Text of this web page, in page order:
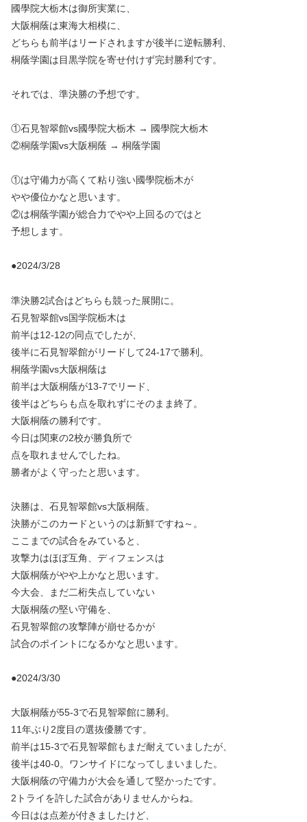
國學院大栃木は御所実業に、
大阪桐蔭は東海大相模に、
どちらも前半はリードされますが後半に逆転勝利、
桐蔭学園は目黒学院を寄せ付けず完封勝利です。
それでは、準決勝の予想です。
①石見智翠館vs國學院大栃木 → 國學院大栃木
②桐蔭学園vs大阪桐蔭 → 桐蔭学園
①は守備力が高くて粘り強い國學院栃木が
やや優位かなと思います。
②は桐蔭学園が総合力でやや上回るのではと
予想します。
●2024/3/28
準決勝2試合はどちらも競った展開に。
石見智翠館vs国学院栃木は
前半は12-12の同点でしたが、
後半に石見智翠館がリードして24-17で勝利。
桐蔭学園vs大阪桐蔭は
前半は大阪桐蔭が13-7でリード、
後半はどちらも点を取れずにそのまま終了。
大阪桐蔭の勝利です。
今日は関東の2校が勝負所で
点を取れませんでしたね。
勝者がよく守ったと思います。
決勝は、石見智翠館vs大阪桐蔭。
決勝がこのカードというのは新鮮ですね～。
ここまでの試合をみていると、
攻撃力はほぼ互角、ディフェンスは
大阪桐蔭がやや上かなと思います。
今大会、まだ二桁失点していない
大阪桐蔭の堅い守備を、
石見智翠館の攻撃陣が崩せるかが
試合のポイントになるかなと思います。
●2024/3/30
大阪桐蔭が55-3で石見智翠館に勝利。
11年ぶり2度目の選抜優勝です。
前半は15-3で石見智翠館もまだ耐えていましたが、
後半は40-0。ワンサイドになってしまいました。
大阪桐蔭の守備力が大会を通して堅かったです。
2トライを許した試合がありませんからね。
今日はは点差が付きましたけど、